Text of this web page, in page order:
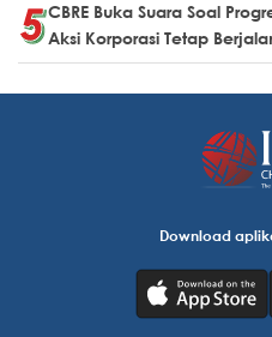
CBRE Buka Suara Soal
Aksi Korporasi Tetap
Download